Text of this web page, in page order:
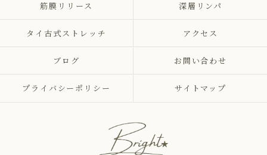
筋膜リリース 深層リンパ
タイ古式ストレッチ アクセス
ブログ お問い合わせ
プライバシーポリシー サイトマップ